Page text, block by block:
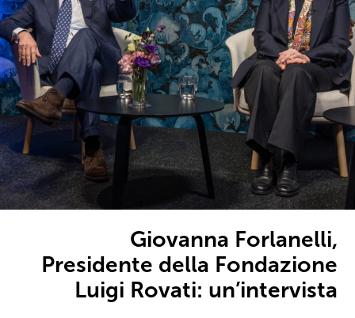
Giovanna Forlanelli,
Presidente della Fondazione
Luigi Rovati: un’intervista